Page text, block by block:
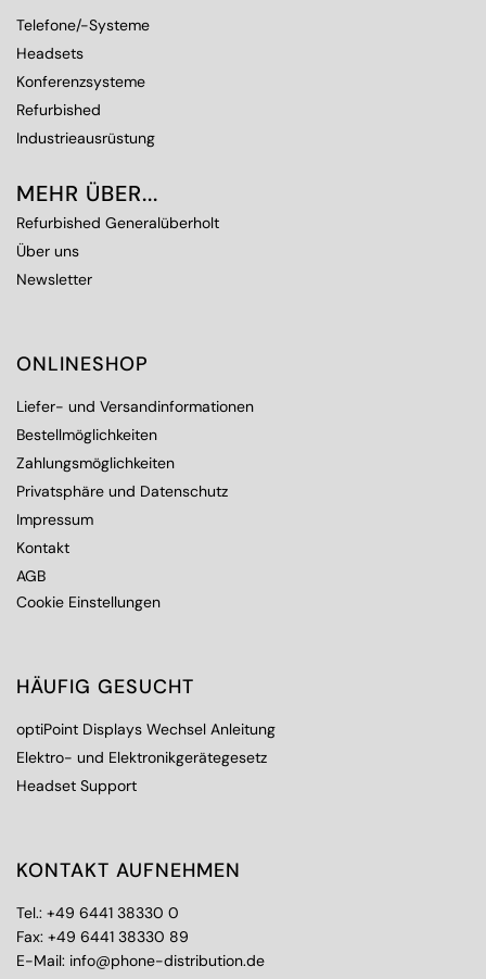
Telefone/-Systeme
Headsets
Konferenzsysteme
Refurbished
Industrieausrüstung
MEHR ÜBER...
Refurbished Generalüberholt
Über uns
Newsletter
ONLINESHOP
Liefer- und Versandinformationen
Bestellmöglichkeiten
Zahlungsmöglichkeiten
Privatsphäre und Datenschutz
Impressum
Kontakt
AGB
Cookie Einstellungen
HÄUFIG GESUCHT
optiPoint Displays Wechsel Anleitung
Elektro- und Elektronikgerätegesetz
Headset Support
KONTAKT AUFNEHMEN
Tel.: +49 6441 38330 0
Fax: +49 6441 38330 89
E-Mail: info@phone-distribution.de